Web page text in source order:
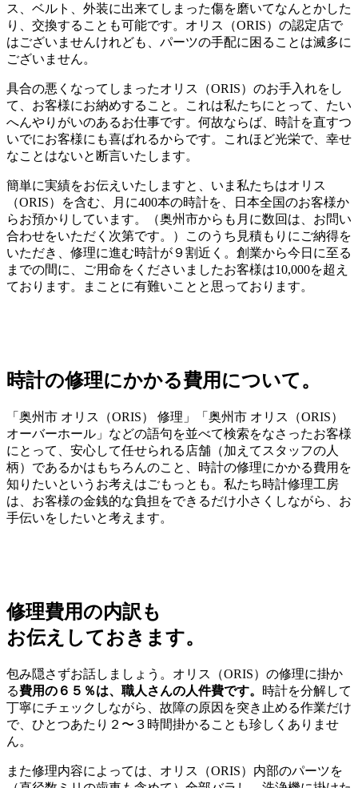
ス、ベルト、外装に出来てしまった傷を磨いてなんとかした
り、交換することも可能です。オリス（ORIS）の認定店で
はございませんけれども、パーツの手配に困ることは滅多に
ございません。
具合の悪くなってしまったオリス（ORIS）のお手入れをし
て、お客様にお納めすること。これは私たちにとって、たい
へんやりがいのあるお仕事です。何故ならば、時計を直すつ
いでにお客様にも喜ばれるからです。これほど光栄で、幸せ
なことはないと断言いたします。
簡単に実績をお伝えいたしますと、いま私たちはオリス
（ORIS）を含む、月に400本の時計を、日本全国のお客様か
らお預かりしています。（奥州市からも月に数回は、お問い
合わせをいただく次第です。）このうち見積もりにご納得を
いただき、修理に進む時計が９割近く。創業から今日に至る
までの間に、ご用命をくださいましたお客様は10,000を超え
ております。まことに有難いことと思っております。
時計の修理にかかる費用について。
「奥州市 オリス（ORIS） 修理」「奥州市 オリス（ORIS）
オーバーホール」などの語句を並べて検索をなさったお客様
にとって、安心して任せられる店舗（加えてスタッフの人
柄）であるかはもちろんのこと、時計の修理にかかる費用を
知りたいというお考えはごもっとも。私たち時計修理工房
は、お客様の金銭的な負担をできるだけ小さくしながら、お
手伝いをしたいと考えます。
修理費用の内訳も
お伝えしておきます。
包み隠さずお話しましょう。オリス（ORIS）の修理に掛か
る費用の６５％は、職人さんの人件費です。 時計を分解して
丁寧にチェックしながら、故障の原因を突き止める作業だけ
で、ひとつあたり２〜３時間掛かることも珍しくありませ
ん。
また修理内容によっては、オリス（ORIS）内部のパーツを